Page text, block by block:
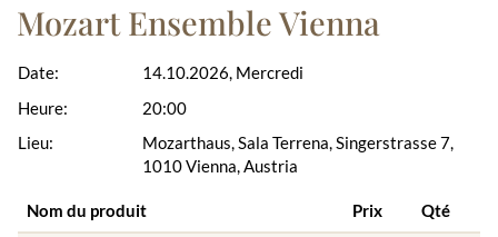
Mozart Ensemble Vienna
Date:
Heure:
Lieu:
14.10.2026, Mercredi
20:00
Mozarthaus, Sala Terrena, Singerstrasse 7,
1010 Vienna, Austria
Nom du produit Prix Qté